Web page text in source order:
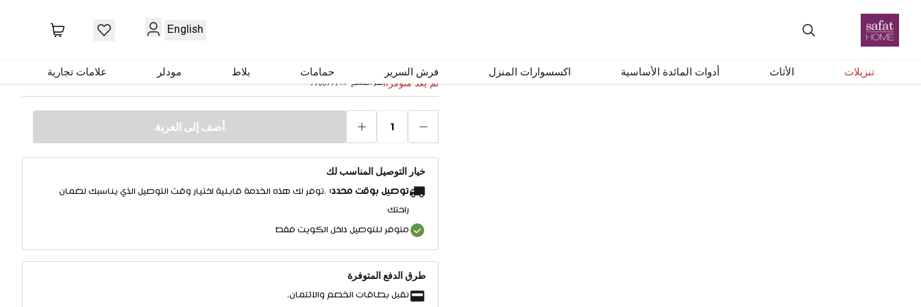
English
تنزيلات الأثاث أدوات المائدة الأساسية اكسسوارات المنزل فرش السرير حمامات بلاط مودلر علامات تجارية
لم يعد متوفرًارقم المنتج #
97009971
1 أضف إلى العربة
خيار التوصيل المناسب لك
توصيل بوقت محدد: .توفر لك هذه الخدمة قابلية اختيار وقت التوصيل الذي يناسبك لضمان
راحتك
متوفر للتوصيل داخل الكويت فقط
طرق الدفع المتوفرة
نقبل بطاقات الخصم والائتمان.